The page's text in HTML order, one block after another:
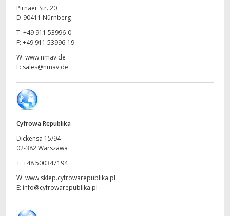
India
Italy
Japan
New Zealand
Pirnaer Str. 20
D-90411 Nürnberg
T: +49 911 53996-0
F: +49 911 53996-19
W: www.nmav.de
E: sales@nmav.de
Cyfrowa Republika
Dickensa 15/94
02-382 Warszawa
T: +48 500347194
W: www.sklep.cyfrowarepublika.pl
E: info@cyfrowarepublika.pl